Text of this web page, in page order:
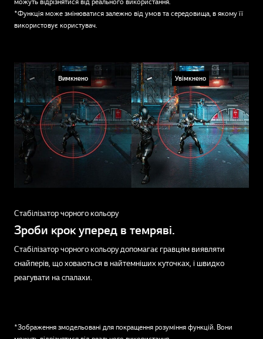
*Функція може змінюватися залежно від умов та середовища, в якому її
використовує користувач.
Вимкнено Увімкнено
Стабілізатор чорного кольору
Зроби крок уперед в темряві.
Стабілізатор чорного кольору допомагає гравцям виявляти
снайперів, що ховаються в найтемніших куточках, і швидко
реагувати на спалахи.
*Зображення змодельовані для покращення розуміння функцій. Вони